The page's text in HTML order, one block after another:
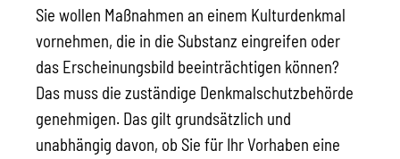
Sie wollen Maßnahmen an einem Kulturdenkmal
vornehmen, die in die Substanz eingreifen oder
das Erscheinungsbild beeinträchtigen können?
Das muss die zuständige Denkmalschutzbehörde
genehmigen. Das gilt grundsätzlich und
unabhängig davon, ob Sie für Ihr Vorhaben eine